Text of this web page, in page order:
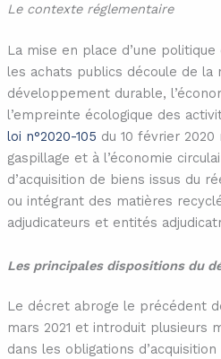
Le contexte réglementaire
La mise en place d’une politique
les achats publics découle de
développement durable,
l’empreinte écologique des
loi n°2020-105 du 10 février
gaspillage et à l’économie
d’acquisition de biens issus du
ou intégrant des matières
adjudicateurs et entités
Les principales dispositions du
Le décret abroge le précédent
mars 2021 et introduit plusieurs
dans les obligations